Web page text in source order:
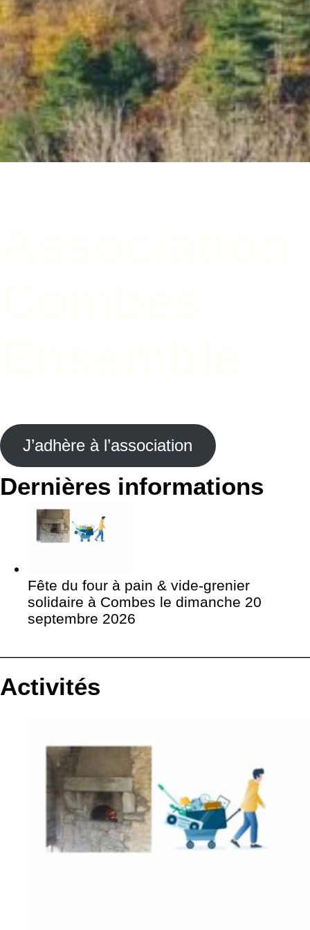
J’adhère à l’association
Dernières informations
Fête du four à pain & vide-grenier
solidaire à Combes le dimanche 20
septembre 2026
Activités